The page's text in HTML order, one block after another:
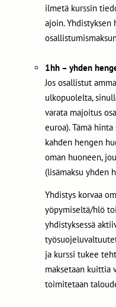
ilmetä kurssin
ajoin. Yhdistyksen
1hh – yhden
Jos osallistut
ulkopuolelta,
varata majoitus
euroa). Tämä
kahden hengen
oman huoneen,
(lisämaksu yhden
Yhdistys korvaa
yöpymiseltä/hlö
yhdistyksessä
ja kurssi tukee
maksetaan kuittia
toimitetaan